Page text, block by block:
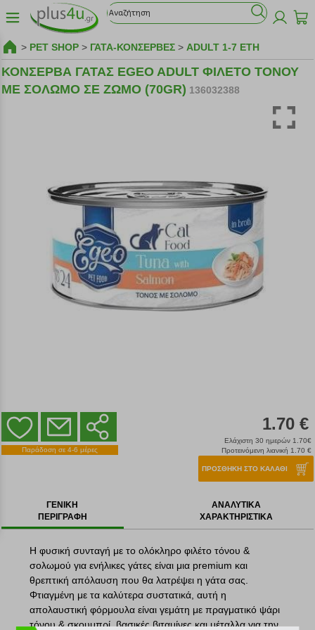
> PET SHOP > ΓΑΤΑ-ΚΟΝΣΕΡΒΕΣ > ADULT 1-7 ΕΤΗ
ΚΟΝΣΕΡΒΑ ΓΑΤΑΣ EGEO ADULT ΦΙΛΕΤΟ ΤΟΝΟΥ
ΜΕ ΣΟΛΩΜΟ ΣΕ ΖΩΜΟ (70GR) 136032388
Παράδοση σε 4-6 μέρες
1.70 €
Ελάχιστη 30 ημερών 1.70€
Προτεινόμενη λιανική 1.70 €
ΠΡΟΣΘΗΚΗ ΣΤΟ ΚΑΛΑΘΙ
ΓΕΝΙΚΗ
ΠΕΡΙΓΡΑΦΗ
ΑΝΑΛΥΤΙΚΑ
ΧΑΡΑΚΤΗΡΙΣΤΙΚΑ
Η φυσική συνταγή με το ολόκληρο φιλέτο τόνου &
σολωμού για ενήλικες γάτες είναι μια premium και
θρεπτική απόλαυση που θα λατρέψει η γάτα σας.
Φτιαγμένη με τα καλύτερα συστατικά, αυτή η
απολαυστική φόρμουλα είναι γεμάτη με πραγματικό ψάρι
τόνου & σκουμπρί, βασικές βιταμίνες και μέταλλα για την